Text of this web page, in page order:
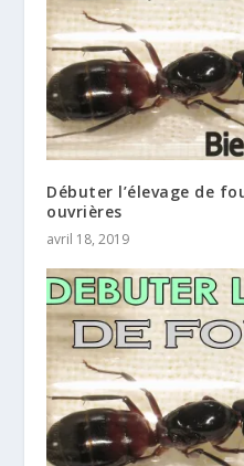
Débuter l’élevage de
ouvrières
avril 18, 2019